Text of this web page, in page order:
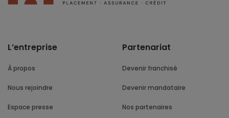
L’entreprise
À propos
Nous rejoindre
Espace presse
Partenariat
Devenir franchisé
Devenir mandataire
Nos partenaires